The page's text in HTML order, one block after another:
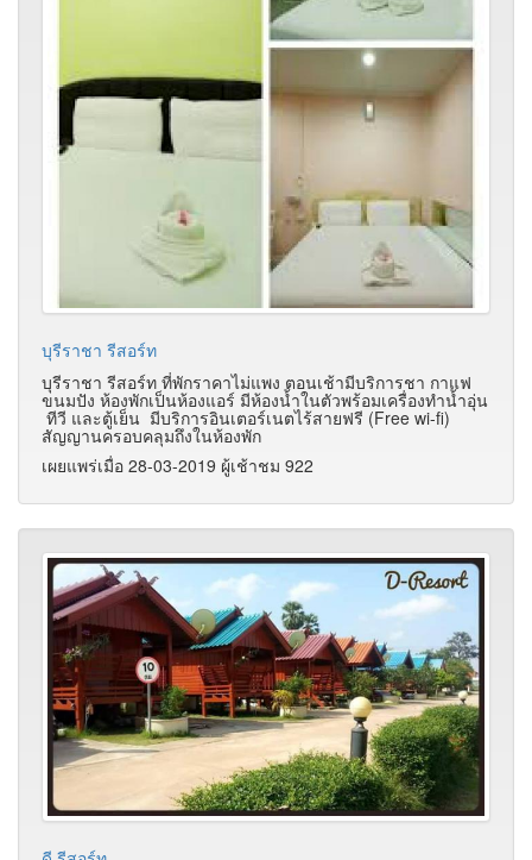
บุรีราชา รีสอร์ท
บุรีราชา รีสอร์ท ที่พักราคาไม่แพง ตอนเช้ามีบริการชา กาแฟ
ขนมปัง ห้องพักเป็นห้องแอร์ มีห้องน้ำในตัวพร้อมเครื่องทำน้ำอุ่น
ทีวี และตู้เย็น มีบริการอินเตอร์เนตไร้สายฟรี (Free wi-fi)
สัญญานครอบคลุมถึงในห้องพัก
เผยแพร่เมื่อ 28-03-2019 ผู้เช้าชม 922